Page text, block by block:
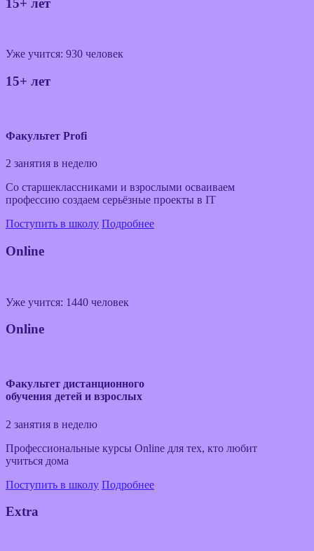
Уже учится: 930 человек
15+ лет
Факультет Profi
2 занятия в неделю
Со старшеклассниками и взрослыми осваиваем
профессию создаем серьёзные проекты в IT
Поступить в школу Подробнее
Online
Уже учится: 1440 человек
Online
Факультет дистанционного
обучения детей и взрослых
2 занятия в неделю
Профессиональные курсы Online для тех, кто любит
учиться дома
Поступить в школу Подробнее
Extra